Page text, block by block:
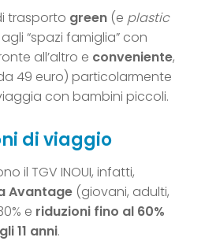
trasporto green (e plastic
“spazi famiglia” con
all’altro e conveniente,
49 euro) particolarmente
con bambini piccoli.
di viaggio
il TGV INOUI, infatti,
Avantage (giovani, adulti,
e riduzioni fino al 60%
11 anni.